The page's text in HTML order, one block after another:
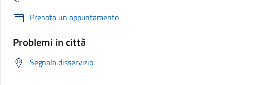
Prenota un appuntamento
Problemi in città
Segnala disservizio